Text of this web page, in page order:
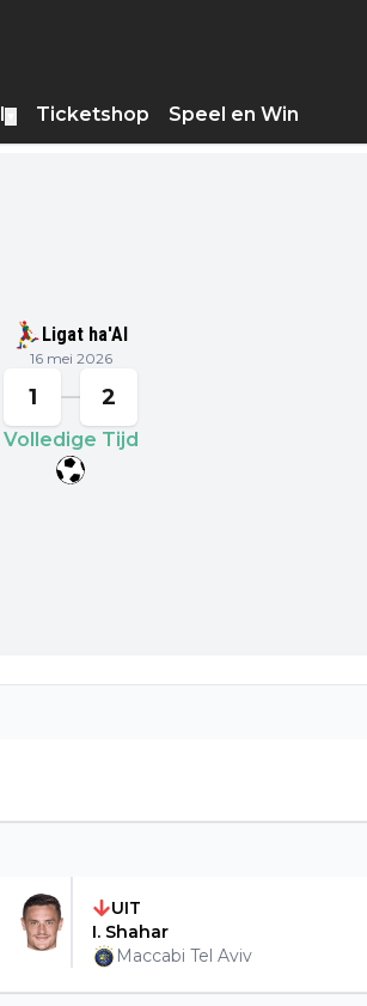
Ticketshop Speel en Win
Ligat ha'Al
16 mei 2026
1 2
Volledige Tijd
UIT
I. Shahar
Maccabi Tel Aviv